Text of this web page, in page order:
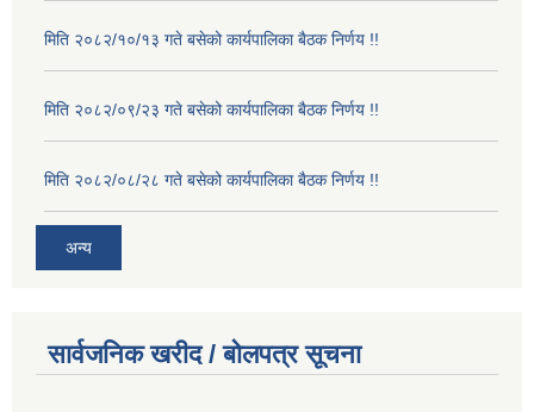
मिति २०८२/१०/१३ गते बसेको कार्यपालिका बैठक निर्णय !!
मिति २०८२/०९/२३ गते बसेको कार्यपालिका बैठक निर्णय !!
मिति २०८२/०८/२८ गते बसेको कार्यपालिका बैठक निर्णय !!
अन्य
सार्वजनिक खरीद / बोलपत्र सूचना